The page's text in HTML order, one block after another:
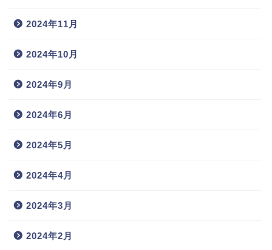
2024年11月
2024年10月
2024年9月
2024年6月
2024年5月
2024年4月
2024年3月
2024年2月